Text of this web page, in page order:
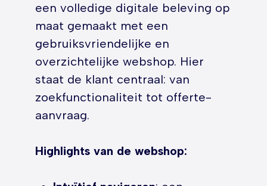
een volledige digitale beleving op
maat gemaakt met een
gebruiksvriendelijke en
overzichtelijke webshop. Hier
staat de klant centraal: van
zoekfunctionaliteit tot offerte-
aanvraag.
Highlights van de webshop: